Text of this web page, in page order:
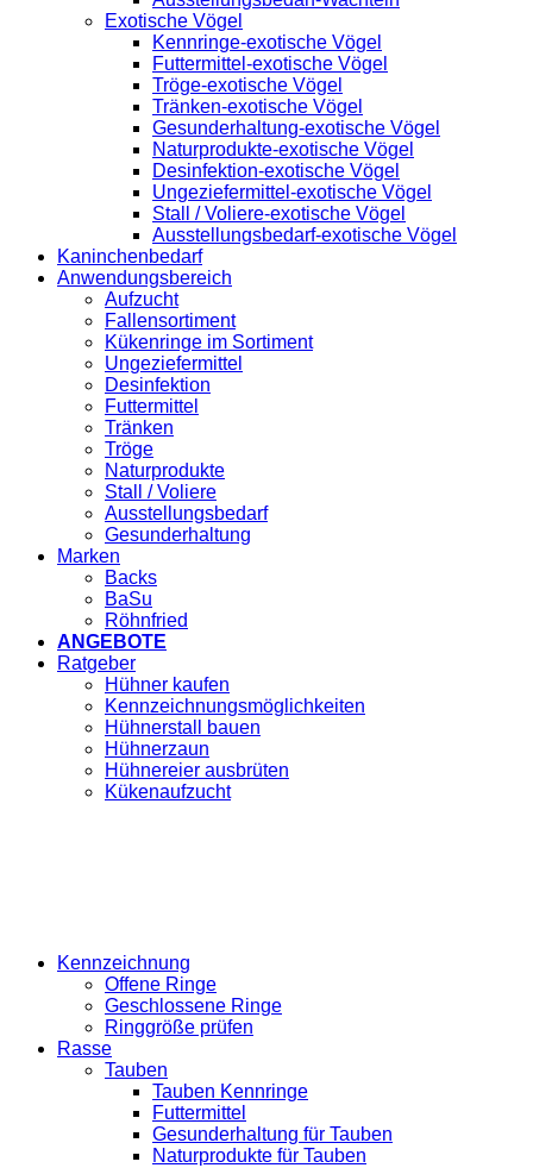
Exotische Vögel
Kennringe-exotische Vögel
Futtermittel-exotische Vögel
Tröge-exotische Vögel
Tränken-exotische Vögel
Gesunderhaltung-exotische Vögel
Naturprodukte-exotische Vögel
Desinfektion-exotische Vögel
Ungeziefermittel-exotische Vögel
Stall / Voliere-exotische Vögel
Ausstellungsbedarf-exotische Vögel
Kaninchenbedarf
Anwendungsbereich
Aufzucht
Fallensortiment
Kükenringe im Sortiment
Ungeziefermittel
Desinfektion
Futtermittel
Tränken
Tröge
Naturprodukte
Stall / Voliere
Ausstellungsbedarf
Gesunderhaltung
Marken
Backs
BaSu
Röhnfried
ANGEBOTE
Ratgeber
Hühner kaufen
Kennzeichnungsmöglichkeiten
Hühnerstall bauen
Hühnerzaun
Hühnereier ausbrüten
Kükenaufzucht
Kennzeichnung
Offene Ringe
Geschlossene Ringe
Ringgröße prüfen
Rasse
Tauben
Tauben Kennringe
Futtermittel
Gesunderhaltung für Tauben
Naturprodukte für Tauben